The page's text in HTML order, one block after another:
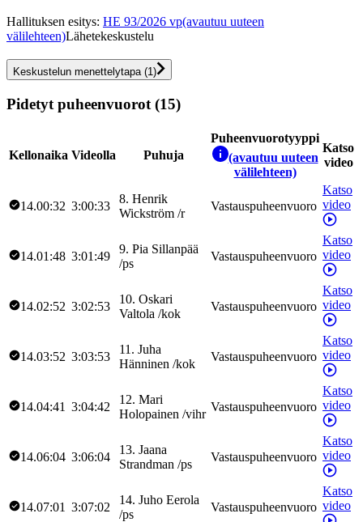
Hallituksen esitys: HE 93/2026 vp(avautuu uuteen
välilehteen)Lähetekeskustelu
Keskustelun menettelytapa(1)
Pidetyt puheenvuorot (15)
Kellonaika Videolla Puhuja
Puheenvuorotyyppi
(avautuu uuteen
välilehteen)
Katso
video
14.00:32 3:00:33
8. Henrik
Wickström /r
Vastauspuheenvuoro
Katso
video
14.01:48 3:01:49
9. Pia Sillanpää
/ps
Vastauspuheenvuoro
Katso
video
14.02:52 3:02:53
10. Oskari
Valtola /kok
Vastauspuheenvuoro
Katso
video
14.03:52 3:03:53
11 . Juha
Hänninen /kok
Vastauspuheenvuoro
Katso
video
14.04:41 3:04:42
12. Mari
Holopainen /vihr
Vastauspuheenvuoro
Katso
video
14.06:04 3:06:04
13. Jaana
Strandman /ps
Vastauspuheenvuoro
Katso
video
14.07:01 3:07:02
14. Juho Eerola
/ps
Vastauspuheenvuoro
Katso
video